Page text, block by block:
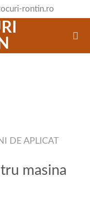
rontin.ro
DE APLICAT
masina